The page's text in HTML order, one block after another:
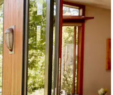
óf door te tikken of swipen.